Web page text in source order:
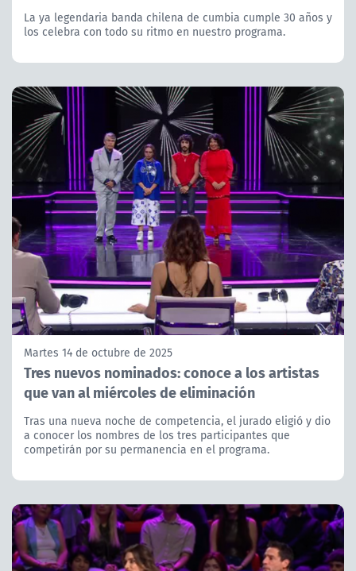
La ya legendaria banda chilena de cumbia cumple 30 años y
los celebra con todo su ritmo en nuestro programa.
Martes 14 de octubre de 2025
Tres nuevos nominados: conoce a los artistas
que van al miércoles de eliminación
Tras una nueva noche de competencia, el jurado eligió y dio
a conocer los nombres de los tres participantes que
competirán por su permanencia en el programa.